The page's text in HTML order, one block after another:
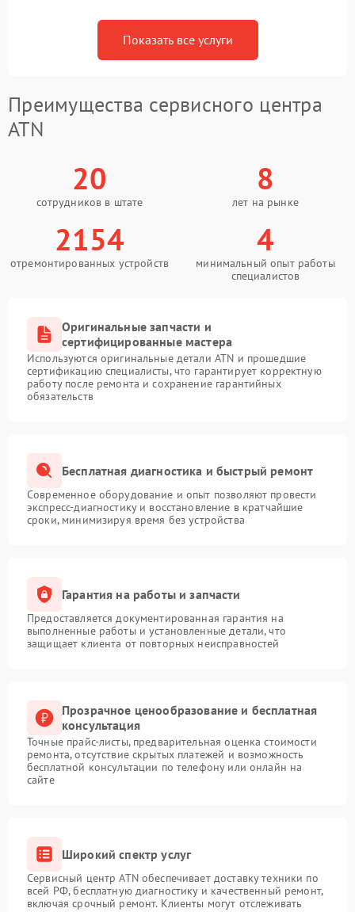
Показать все услуги
Преимущества сервисного центра
ATN
20
сотрудников в штате
8
лет на рынке
2154
отремонтированных устройств
4
минимальный опыт работы
специалистов
Оригинальные запчасти и
сертифицированные мастера
Используются оригинальные детали ATN и прошедшие
сертификацию специалисты, что гарантирует корректную
работу после ремонта и сохранение гарантийных
обязательств
Бесплатная диагностика и быстрый ремонт
Современное оборудование и опыт позволяют провести
экспресс-диагностику и восстановление в кратчайшие
сроки, минимизируя время без устройства
Гарантия на работы и запчасти
Предоставляется документированная гарантия на
выполненные работы и установленные детали, что
защищает клиента от повторных неисправностей
Прозрачное ценообразование и бесплатная
консультация
Точные прайс-листы, предварительная оценка стоимости
ремонта, отсутствие скрытых платежей и возможность
бесплатной консультации по телефону или онлайн на
сайте
Широкий спектр услуг
Сервисный центр ATN обеспечивает доставку техники по
всей РФ, бесплатную диагностику и качественный ремонт,
включая срочный ремонт. Клиенты могут отслеживать